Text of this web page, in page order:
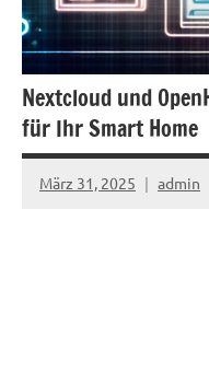
Nextcloud und
für Ihr Smart Home
März 31, 2025 admin